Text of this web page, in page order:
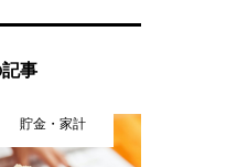
事
貯金・家計